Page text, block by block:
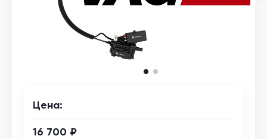
Цена:
16 700 ₽